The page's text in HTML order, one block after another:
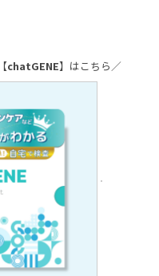
chatGENE】はこちら／